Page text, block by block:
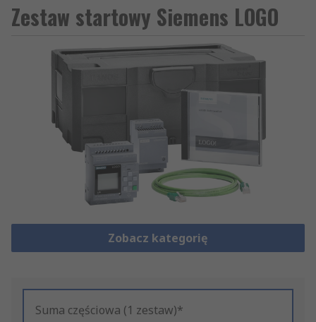
Zestaw startowy Siemens LOGO
Zobacz kategorię
Suma częściowa (1 zestaw)*